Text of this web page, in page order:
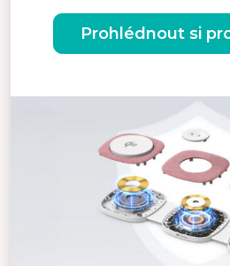
Prohlédnout si